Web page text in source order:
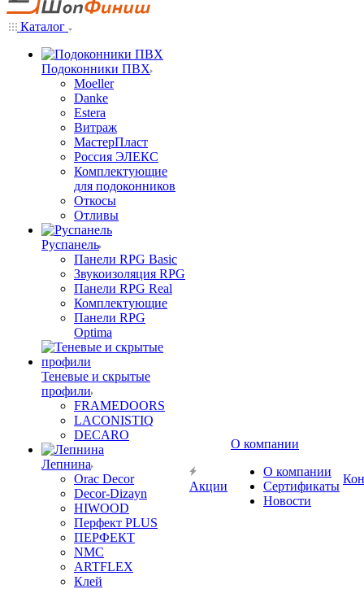
Каталог
Подоконники ПВХ
Moeller
Danke
Estera
Витраж
МастерПласт
Россия ЭЛЕКС
Комплектующие
для подоконников
Откосы
Отливы
Руспанель
Панели RPG Basic
Звукоизоляция RPG
Панели RPG Real
Комплектующие
Панели RPG
Optima
Теневые и скрытые
профили
FRAMEDOORS
LACONISTIQ
DECARO
Лепнина
Orac Decor
Decor-Dizayn
HIWOOD
Перфект PLUS
ПЕРФЕКТ
NMC
ARTFLEX
Клей
Акции
О компании
О компании
Сертификаты
Новости